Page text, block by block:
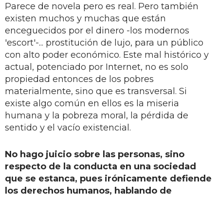
Parece de novela pero es real. Pero también
existen muchos y muchas que están
enceguecidos por el dinero -los modernos
'escort'-... prostitución de lujo, para un público
con alto poder económico. Este mal histórico y
actual, potenciado por Internet, no es solo
propiedad entonces de los pobres
materialmente, sino que es transversal. Si
existe algo común en ellos es la miseria
humana y la pobreza moral, la pérdida de
sentido y el vacío existencial.
No hago juicio sobre las personas, sino
respecto de la conducta en una sociedad
que se estanca, pues irónicamente defiende
los derechos humanos, hablando de